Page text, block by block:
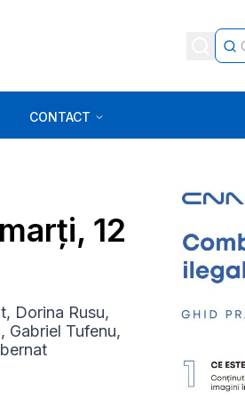
CONTACT
12
Dorina Rusu,
Gabriel Tufenu,